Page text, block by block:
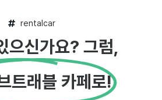
rentalcar
으신가요? 그럼,
트래블 카페로!